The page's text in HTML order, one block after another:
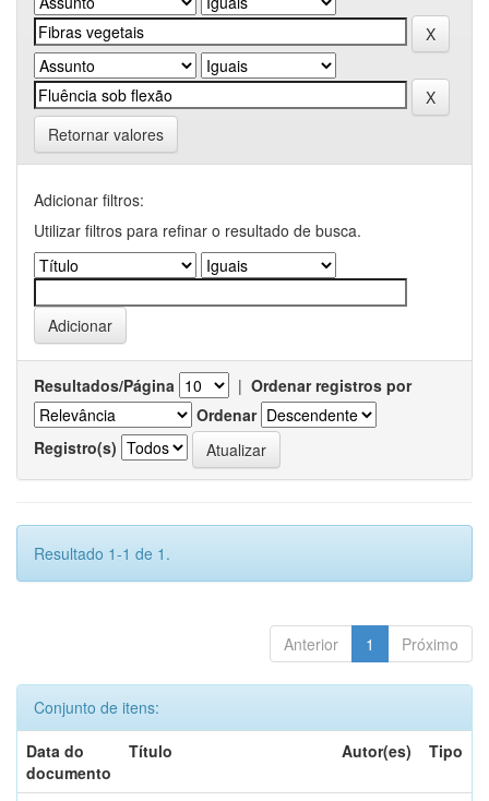
Retornar valores
Adicionar filtros:
Utilizar filtros para refinar o resultado de busca.
Resultados/Página | Ordenar registros por
Ordenar
Registro(s)
Resultado 1-1 de 1.
Anterior 1 Próximo
Conjunto de itens:
Data do
documento
Título Autor(es) Tipo